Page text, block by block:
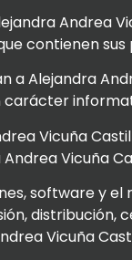
Andrea
contienen sus
a Alejandra
Vicuña
Vicuña
software y
Vicuña